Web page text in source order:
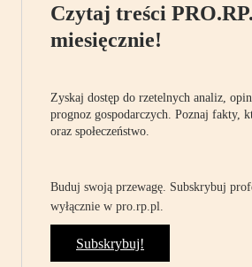
Czytaj treści
miesięcznie!
Zyskaj dostęp do rzetelnych analiz,
prognoz gospodarczych. Poznaj fakty,
oraz społeczeństwo.
Buduj swoją przewagę. Subskrybuj
wyłącznie w pro.rp.pl.
Subskrybuj!